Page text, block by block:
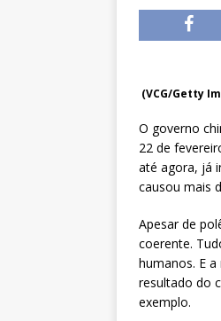
(VCG/Getty
O governo
22 de
até agora, já
causou mais
Apesar de
coerente.
humanos. E
resultado do
exemplo.